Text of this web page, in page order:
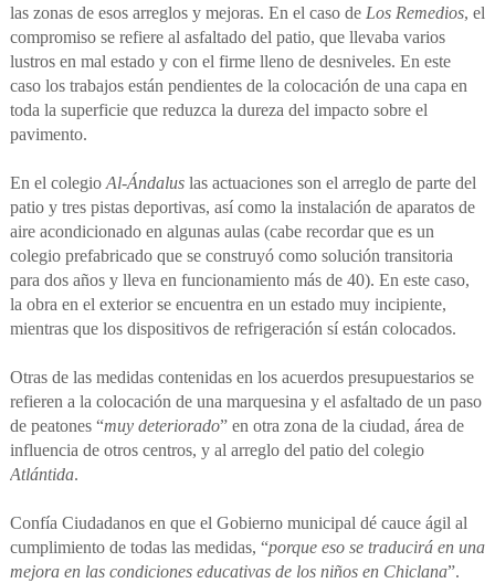
las zonas de esos arreglos y mejoras. En el caso de Los Remedios, el
compromiso se refiere al asfaltado del patio, que llevaba varios
lustros en mal estado y con el firme lleno de desniveles. En este
caso los trabajos están pendientes de la colocación de una capa en
toda la superficie que reduzca la dureza del impacto sobre el
pavimento.
En el colegio Al-Ándaluslas actuaciones son el arreglo de parte del
patio y tres pistas deportivas, así como la instalación de aparatos de
aire acondicionado en algunas aulas (cabe recordar que es un
colegio prefabricado que se construyó como solución transitoria
para dos años y lleva en funcionamiento más de 40). En este caso,
la obra en el exterior se encuentra en un estado muy incipiente,
mientras que los dispositivos de refrigeración sí están colocados.
Otras de las medidas contenidas en los acuerdos presupuestarios se
refieren a la colocación de una marquesina y el asfaltado de un paso
de peatones “muy deteriorado” en otra zona de la ciudad, área de
influencia de otros centros, y al arreglo del patio del colegio
Atlántida.
Confía Ciudadanos en que el Gobierno municipal dé cauce ágil al
cumplimiento de todas las medidas, “porque eso se traducirá en una
mejora en las condiciones educativas de los niños en Chiclana”.